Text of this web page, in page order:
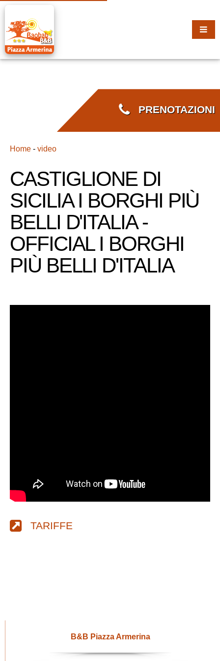
PRENOTAZIONI
Home - video
CASTIGLIONE DI
SICILIA I BORGHI PIÙ
BELLI D'ITALIA -
OFFICIAL I BORGHI
PIÙ BELLI D'ITALIA
TARIFFE
B&B Piazza Armerina